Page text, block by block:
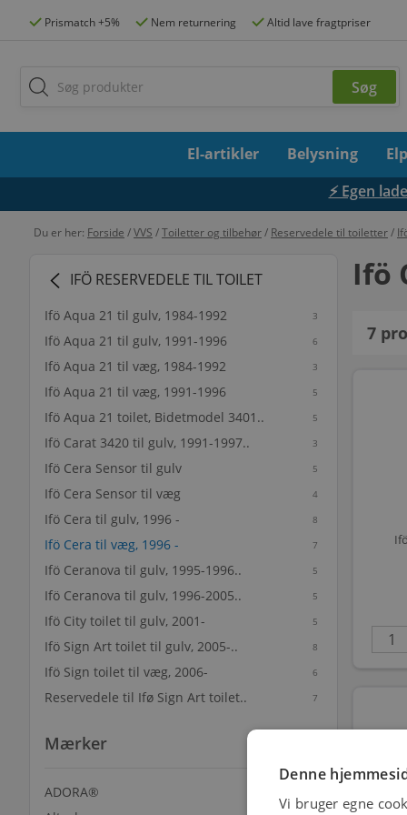
Prismatch +5% Nem returnering Altid lave fragtpriser
El-artikler Belysning
⚡ Egen
Du er her: Forside /VVS /Toiletter og tilbehør/ Reservedele til toiletter/
IFÖ RESERVEDELE TIL TOILET
Ifö Aqua 21 til gulv, 1984-1992 3
Ifö Aqua 21 til gulv, 1991-1996 6
Ifö Aqua 21 til væg, 1984-1992 3
Ifö Aqua 21 til væg, 1991-1996 5
Ifö Aqua 21 toilet, Bidetmodel 3401.. 5
Ifö Carat 3420 til gulv, 1991-1997.. 3
Ifö Cera Sensor til gulv 5
Ifö Cera Sensor til væg 4
Ifö Cera til gulv, 1996 - 8
Ifö Cera til væg, 1996 - 7
Ifö Ceranova til gulv, 1995-1996.. 5
Ifö Ceranova til gulv, 1996-2005.. 5
Ifö City toilet til gulv, 2001- 5
Ifö Sign Art toilet til gulv, 2005-.. 8
Ifö Sign toilet til væg, 2006- 6
Reservedele til Ifø Sign Art toilet.. 7
Mærker
ADORA®
Ifö
7
Denne
Vi bruger egne